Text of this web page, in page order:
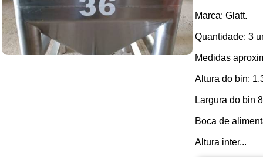
Marca: Glatt.
Quantidade: 3
Medidas
Altura do bin:
Largura do bin
Boca de
Altura inter...